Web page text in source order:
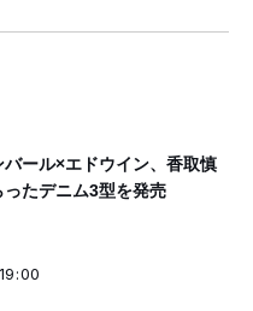
ール×エドウイン、香取慎
たデニム3型を発売